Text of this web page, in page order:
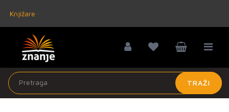
Knjižare
TRAŽI